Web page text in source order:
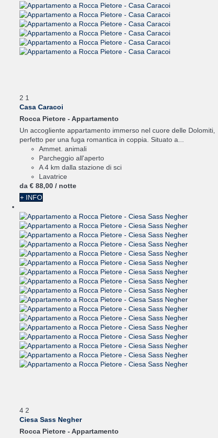
2 1
Casa Caracoi
Rocca Pietore - Appartamento
Un accogliente appartamento immerso nel cuore delle Dolomiti,
perfetto per una fuga romantica in coppia. Situato a...
Ammet. animali
Parcheggio all'aperto
A 4 km dalla stazione di sci
Lavatrice
da € 88,00 / notte
+ INFO
4 2
Ciesa Sass Negher
Rocca Pietore - Appartamento